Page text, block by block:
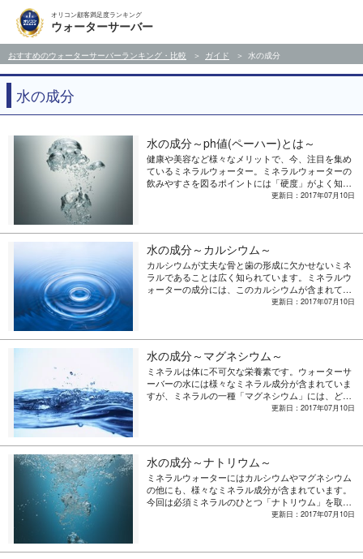
オリコン顧客満足度ランキング
ウォーターサーバー
おすすめのウォーターサーバーランキング・比較 ガイド 水の成分
水の成分
水の成分～ph値(ペーハー)とは～
健康や美容など様々なメリットで、今、注目を集め
ているミネラルウォーター。ミネラルウォーターの
飲みやすさを図るポイントには「硬度」がよく知ら
れていますが、今回は「pH値（ペーハー値）」に注
更新日：2017年07月10日
水の成分～カルシウム～
カルシウムが丈夫な骨と歯の形成に欠かせないミネ
ラルであることは広く知られています。ミネラルウ
ォーターの成分には、このカルシウムが含まれてい
ますが、骨や歯の形成以外にも体にとって良い働き
り、それを間違えると効果や効能が半減してしまう
おそれもあります。
更新日：2017年07月10日
水の成分～マグネシウム～
ミネラルは体に不可欠な栄養素です。ウォーターサ
ーバーの水には様々なミネラル成分が含まれていま
すが、ミネラルの一種「マグネシウム」には、どの
ような働きがあるのでしょうか。更新日：2017年07月10日
水の成分～ナトリウム～
ミネラルウォーターにはカルシウムやマグネシウム
の他にも、様々なミネラル成分が含まれています。
今回は必須ミネラルのひとつ「ナトリウム」を取り
上げ、その効果や効能、一緒に摂取したい栄養素な
更新日：2017年07月10日